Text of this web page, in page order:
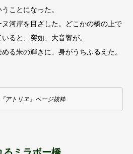
ことになった。
河岸を目ざした。どこかの橋の上で
ると、突如、大音響が。
る朱の輝きに、身がうちふるえた。
アトリヱ』ページ抜粋